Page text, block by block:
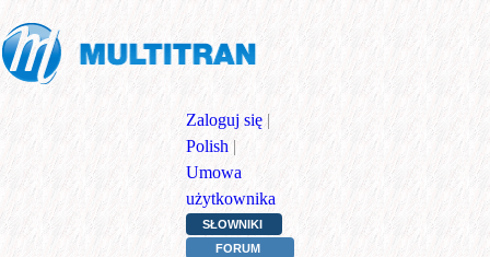
Zaloguj się |
Polish |
Umowa
użytkownika
SŁOWNIKI
FORUM